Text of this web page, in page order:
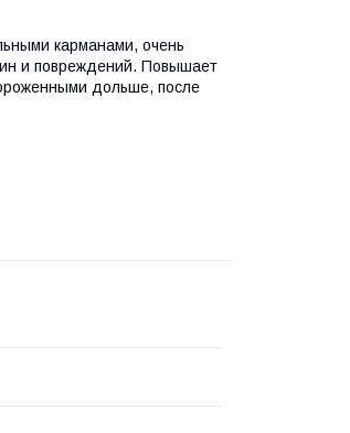
карманами, очень
и повреждений. Повышает
дольше, после